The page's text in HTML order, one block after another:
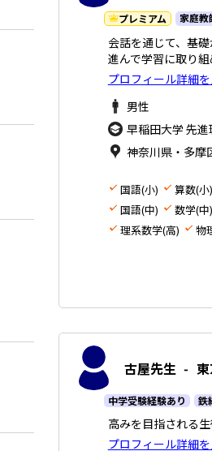
プレミアム 家庭教
会話を通じて、基
進んで学習に取り
プロフィール詳細
男性
早稲田大学 先
神奈川県・多摩
国語(小) 算数(小)
国語(中)
数学(中)
理系数学(高)
物
古屋先生 -
中学受験経験あり 鉄
高みを目指される
プロフィール詳細